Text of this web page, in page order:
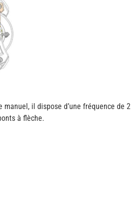
il dispose d’une fréquence de
à flèche.